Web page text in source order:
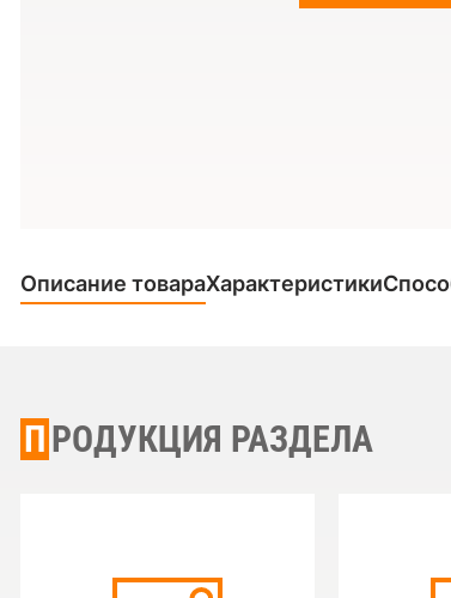
Описание товараХарактеристики
ПРОДУКЦИЯ РАЗДЕЛА